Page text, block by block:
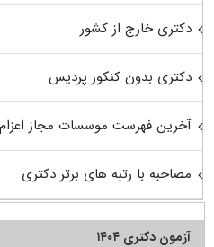
دکتری خارج از کشور
دکتری بدون کنکور پردیس
آخرین فهرست موسسات مجاز
مصاحبه با رتبه های برتر دکتری
آزمون دکتری ۱۴۰۴